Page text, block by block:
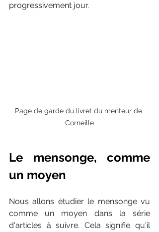
progressivement jour.
Page de garde du livret du menteur de
Corneille
Le mensonge, comme
un moyen
Nous allons étudier le mensonge vu
comme un moyen dans la série
d'articles à suivre. Cela signifie qu'il